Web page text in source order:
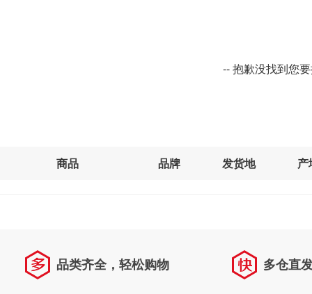
-- 抱歉没找到您
商品 品牌 发货地 产
品类齐全，轻松购物 多仓直